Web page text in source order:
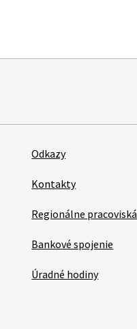
Odkazy
Kontakty
Regionálne pracoviská
Bankové spojenie
Úradné hodiny